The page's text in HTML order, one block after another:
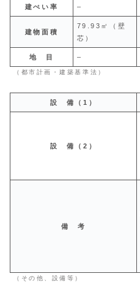
建ぺい率 –
建物面積
79.93㎡（壁
芯）
地 目 –
（都市計画・建築基準法）
設 備（1）
設 備（2）
備 考
（その他、設備等）